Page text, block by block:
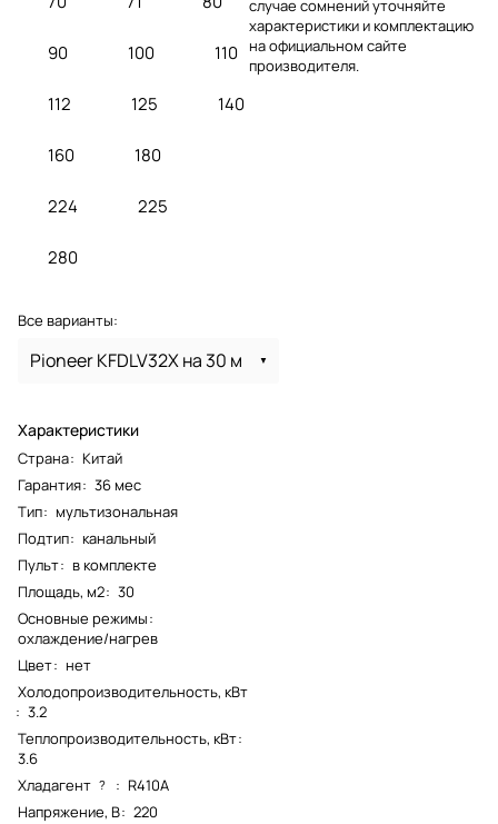
90 100 110
112 125 140
160 180
224 225
280
Все варианты:
Pioneer KFDLV32X на 30 м
Характеристики
Страна: Китай
Гарантия: 36 мес
Тип: мультизональная
Подтип: канальный
Пульт: в комплекте
Площадь, м2: 30
Основные режимы:
охлаждение/нагрев
Цвет: нет
Холодопроизводительность, кВт
: 3.2
Теплопроизводительность, кВт:
3.6
Хладагент ? : R410A
Напряжение, В: 220
случае сомнений уточняйте
характеристики и комплектацию
на официальном сайте
производителя.